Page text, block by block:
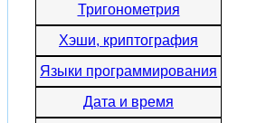
Тригонометрия
Хэши, криптография
Языки программирования
Дата и время